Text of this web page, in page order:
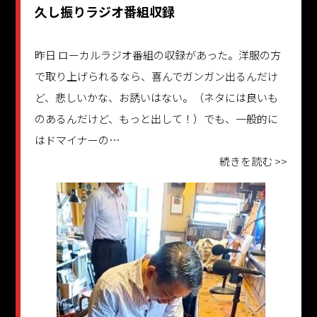
久し振りラジオ番組収録
昨日 ローカルラジオ番組の収録があった。洋服の方
で取り上げられるなら、喜んでガンガン出るんだけ
ど、悲しいかな、お誘いはない。（ネタには良いも
のあるんだけど、もっと出して！）でも、一般的に
はドマイナーの…
続きを読む >>
更新日：2025.09.25